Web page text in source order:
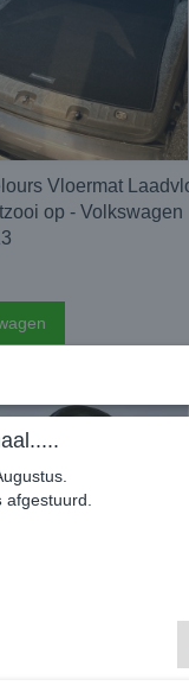
Vloermat
op - Volkswagen
afgestuurd.